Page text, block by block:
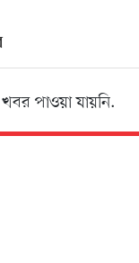
পাওয়া যায়নি.